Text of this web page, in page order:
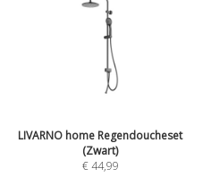
LIVARNO home Regendoucheset
(Zwart)
€ 44,99